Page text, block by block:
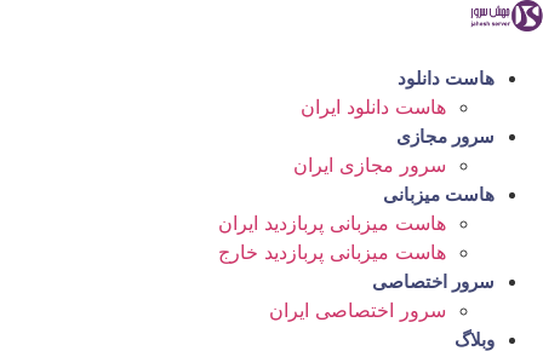
پرش
محتوا
هاست دانلود
هاست دانلود ایران
سرور مجازی
سرور مجازی ایران
هاست میزبانی
هاست میزبانی پربازدید ایران
هاست میزبانی پربازدید خارج
سرور اختصاصی
سرور اختصاصی ایران
وبلاگ